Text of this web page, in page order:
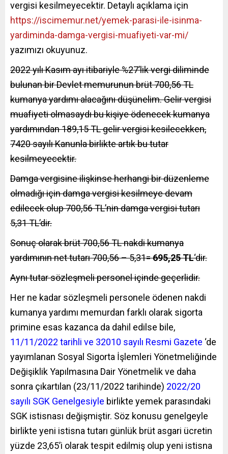
vergisi kesilmeyecektir. Detaylı açıklama için
https://iscimemur.net/yemek-parasi-ile-isinma-
yardiminda-damga-vergisi-muafiyeti-var-mi/
yazımızı okuyunuz.
2022 yılı Kasım ayı itibariyle %27’lik vergi diliminde
bulunan bir Devlet memurunun brüt 700,56 TL
kumanya yardımı alacağını düşünelim. Gelir vergisi
muafiyeti olmasaydı bu kişiye ödenecek kumanya
yardımından 189,15 TL gelir vergisi kesilecekken,
7420 sayılı Kanunla birlikte artık bu tutar
kesilmeyecektir.
Damga vergisine ilişkinse herhangi bir düzenleme
olmadığı için damga vergisi kesilmeye devam
edilecek olup 700,56 TL’nin damga vergisi tutarı
5,31 TL’dir.
Sonuç olarak brüt 700,56 TL nakdi kumanya
yardımının net tutarı 700,56 – 5,31=695,25 TL‘dir.
Aynı tutar sözleşmeli personel içinde geçerlidir.
Her ne kadar sözleşmeli personele ödenen nakdi
kumanya yardımı memurdan farklı olarak sigorta
primine esas kazanca da dahil edilse bile,
11/11/2022 tarihli ve 32010 sayılı Resmi Gazete ‘de
yayımlanan Sosyal Sigorta İşlemleri Yönetmeliğinde
Değişiklik Yapılmasına Dair Yönetmelik ve daha
sonra çıkartılan (23/11/2022 tarihinde) 2022/20
sayılı SGK Genelgesiyle birlikte yemek parasındaki
SGK istisnası değişmiştir. Söz konusu genelgeyle
birlikte yeni istisna tutarı günlük brüt asgari ücretin
yüzde 23,65’i olarak tespit edilmiş olup yeni istisna